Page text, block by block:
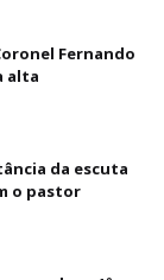
Fernando
alta
da escuta
o pastor